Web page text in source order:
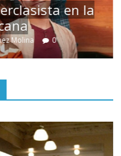
en la
Molina 0